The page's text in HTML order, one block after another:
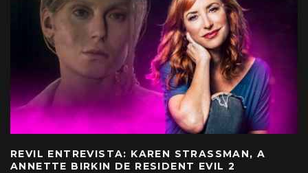
REVIL ENTREVISTA: KAREN STRASSMAN, A
ANNETTE BIRKIN DE RESIDENT EVIL 2